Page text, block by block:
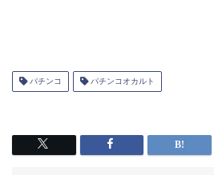
パチンコ パチンコオカルト